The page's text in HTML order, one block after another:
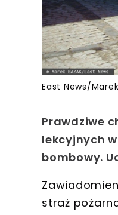
East News/
Prawdziwe
lekcyjnych w
bombowy.
straż